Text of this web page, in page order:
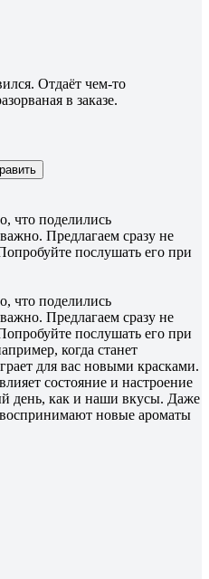
Отдаёт чем-то
в заказе.
что поделились
Предлагаем сразу не
послушать его при
что поделились
Предлагаем сразу не
послушать его при
когда станет
для вас новыми красками.
состояние и настроение
день, как и наши вкусы. Даже
новые ароматы